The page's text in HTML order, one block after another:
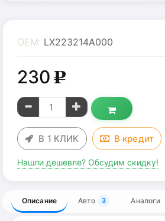
OEM: LX223214A000
230g
В 1 КЛИК В кредит
Нашли дешевле? Обсудим скидку!
Описание Авто 3 Аналоги